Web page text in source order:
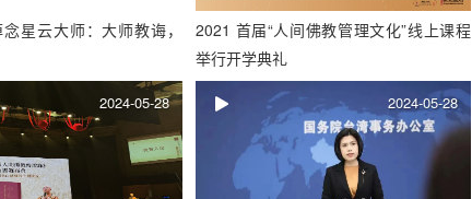
星云大师：大师教诲，
2021 首届“人间佛教管理文化”线上课程
举行开学典礼
2024-05-28 2024-05-28